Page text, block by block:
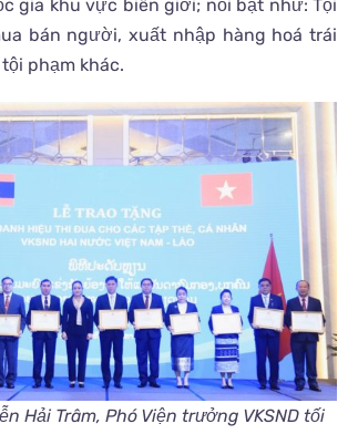
gia khu vực biên giới; nổi bật như: Tội
bán người, xuất nhập hàng hoá trái
phạm khác.
Hải Trâm, Phó Viện trưởng VKSND tối